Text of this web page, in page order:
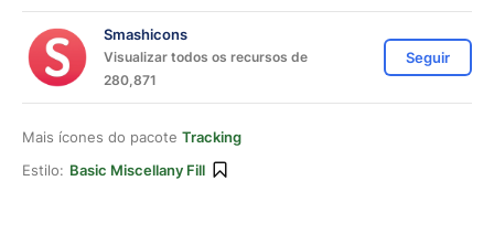
Smashicons
Visualizar todos os recursos de
280,871
Seguir
Mais ícones do pacote Tracking
Estilo: Basic Miscellany Fill